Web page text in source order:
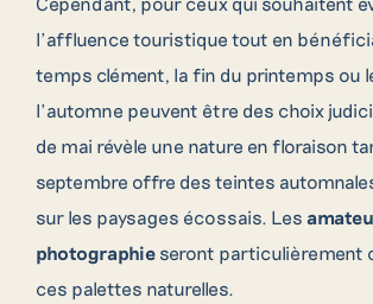
l’affluence touristique tout en
temps clément, la fin du printemps ou
l’automne peuvent être des choix
de mai révèle une nature en floraison
septembre offre des teintes
sur les paysages écossais. Les
photographie seront particulièrement
ces palettes naturelles.